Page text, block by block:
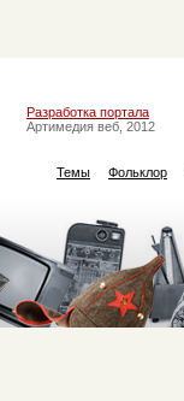
Разработка портала
Артимедия веб, 2012
Темы Фольклор